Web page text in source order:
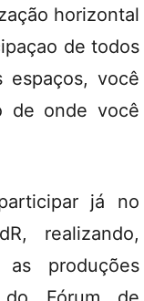
horizontal
de todos
espaços, você
de onde você
já no
realizando,
produções